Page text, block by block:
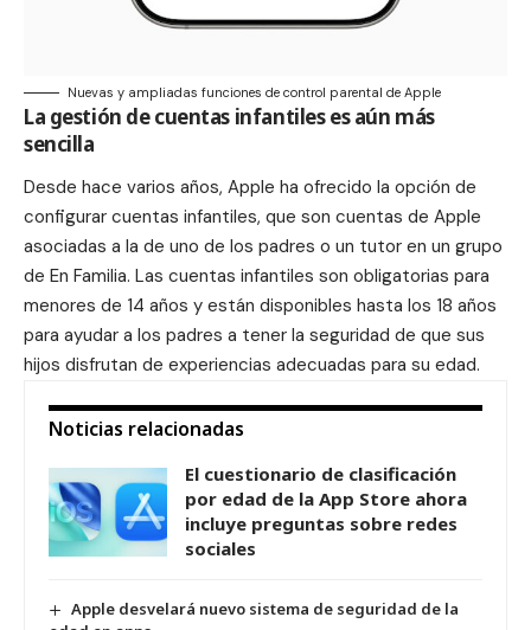
Nuevas y ampliadas funciones de control parental de Apple
La gestión de cuentas infantiles es aún más
sencilla
Desde hace varios años, Apple ha ofrecido la opción de
configurar cuentas infantiles, que son cuentas de Apple
asociadas a la de uno de los padres o un tutor en un grupo
de En Familia. Las cuentas infantiles son obligatorias para
menores de 14 años y están disponibles hasta los 18 años
para ayudar a los padres a tener la seguridad de que sus
hijos disfrutan de experiencias adecuadas para su edad.
Noticias relacionadas
El cuestionario de clasificación
por edad de la App Store ahora
incluye preguntas sobre redes
sociales
Apple desvelará nuevo sistema de seguridad de la